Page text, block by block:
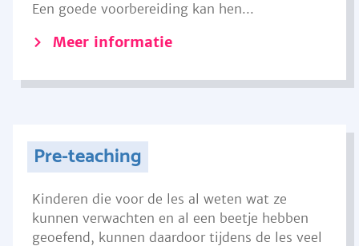
Een goede voorbereiding kan hen...
Meer informatie
Pre-teaching
Kinderen die voor de les al weten wat ze
kunnen verwachten en al een beetje hebben
geoefend, kunnen daardoor tijdens de les veel